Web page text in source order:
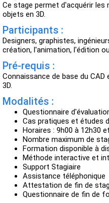
Ce stage permet d'acquérir les
objets en 3D.
Participants :
Designers, graphistes,
création, l'animation, l'édition
Pré-requis :
Connaissance de base du
3D.
Modalités :
Questionnaire
Cas pratiques et études
Horaires : 9h00 à 12h30
Nombre maximum de
Formation disponible à
Méthode interactive et
Support Stagiaire
Assistance téléphonique
Attestation de fin de
Questionnaire de fin de